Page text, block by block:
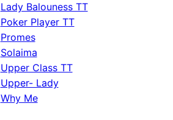
Lady Balouness TT
Poker Player TT
Promes
Solaima
Upper Class TT
Upper- Lady
Why Me